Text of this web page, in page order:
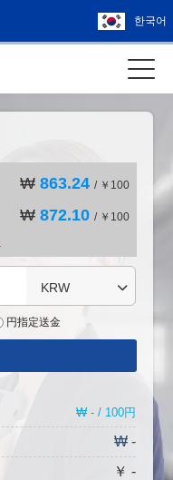
한국어
₩863.24 / ￥100
₩872.10 / ￥100
KRW
円指定送金
₩ - / 100円
₩ -
￥ -